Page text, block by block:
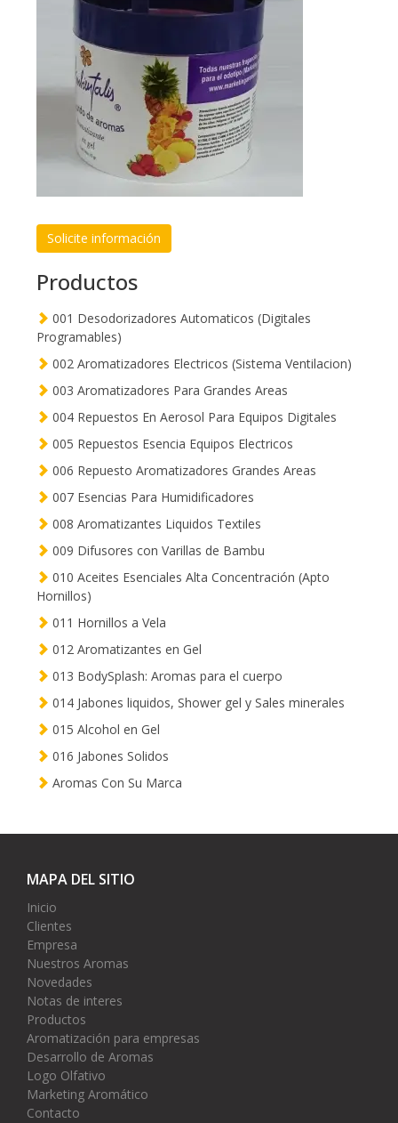
Solicite información
Productos
001 Desodorizadores Automaticos (Digitales
Programables)
002 Aromatizadores Electricos (Sistema Ventilacion)
003 Aromatizadores Para Grandes Areas
004 Repuestos En Aerosol Para Equipos Digitales
005 Repuestos Esencia Equipos Electricos
006 Repuesto Aromatizadores Grandes Areas
007 Esencias Para Humidificadores
008 Aromatizantes Liquidos Textiles
009 Difusores con Varillas de Bambu
010 Aceites Esenciales Alta Concentración (Apto
Hornillos)
011 Hornillos a Vela
012 Aromatizantes en Gel
013 BodySplash: Aromas para el cuerpo
014 Jabones liquidos, Shower gel y Sales minerales
015 Alcohol en Gel
016 Jabones Solidos
Aromas Con Su Marca
MAPA DEL SITIO
Inicio
Clientes
Empresa
Nuestros Aromas
Novedades
Notas de interes
Productos
Aromatización para empresas
Desarrollo de Aromas
Logo Olfativo
Marketing Aromático
Contacto